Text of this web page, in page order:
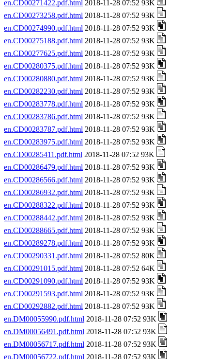
en.CD00271422.pdf.html 2018-11-28 07:52 93K
en.CD00273258.pdf.html 2018-11-28 07:52 93K
en.CD00274990.pdf.html 2018-11-28 07:52 93K
en.CD00275188.pdf.html 2018-11-28 07:52 93K
en.CD00277625.pdf.html 2018-11-28 07:52 93K
en.CD00280375.pdf.html 2018-11-28 07:52 93K
en.CD00280880.pdf.html 2018-11-28 07:52 93K
en.CD00282230.pdf.html 2018-11-28 07:52 93K
en.CD00283778.pdf.html 2018-11-28 07:52 93K
en.CD00283786.pdf.html 2018-11-28 07:52 93K
en.CD00283787.pdf.html 2018-11-28 07:52 93K
en.CD00283975.pdf.html 2018-11-28 07:52 93K
en.CD00285411.pdf.html 2018-11-28 07:52 93K
en.CD00286479.pdf.html 2018-11-28 07:52 93K
en.CD00286566.pdf.html 2018-11-28 07:52 93K
en.CD00286932.pdf.html 2018-11-28 07:52 93K
en.CD00288322.pdf.html 2018-11-28 07:52 93K
en.CD00288442.pdf.html 2018-11-28 07:52 93K
en.CD00288665.pdf.html 2018-11-28 07:52 93K
en.CD00289278.pdf.html 2018-11-28 07:52 93K
en.CD00290331.pdf.html 2018-11-28 07:52 80K
en.CD00291015.pdf.html 2018-11-28 07:52 64K
en.CD00291090.pdf.html 2018-11-28 07:52 93K
en.CD00291593.pdf.html 2018-11-28 07:52 93K
en.CD00292882.pdf.html 2018-11-28 07:52 93K
en.DM00055990.pdf.html 2018-11-28 07:52 93K
en.DM00056491.pdf.html 2018-11-28 07:52 93K
en.DM00056717.pdf.html 2018-11-28 07:52 93K
en.DM00056722.pdf.html 2018-11-28 07:52 93K